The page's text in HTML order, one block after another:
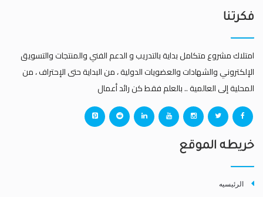
فكرتنا
امتلاك مشروع متكامل بداية بالتدريب و الدعم الفني والمنتجات والتسويق
الإلكتروني والشهادات والعضويات الدولية ، من البداية حتى الإحتراف ، من
المحلية إلى العالمية .. بالعلم فقط كن رائد أعمال
خريطه الموقع
الرئيسيه